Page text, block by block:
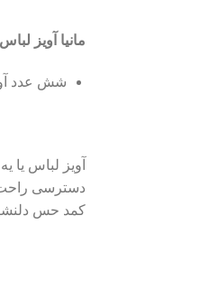
مانیا آويز لباس استیل 6
شش عدد
آویز لباس
کمد حس